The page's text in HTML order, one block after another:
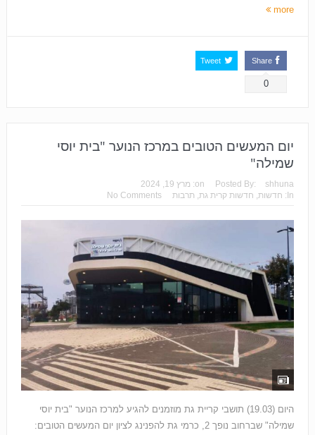
more
Share
0
Tweet
יום המעשים הטובים במרכז הנוער "בית יוסי
שמילה"
Posted By: shhuna
on: מרץ 19, 2024
In:
חדשות, חדשות קרית גת, תרבות No Comments
היום (19.03) תושבי קריית גת מוזמנים להגיע למרכז הנוער "בית יוסי
שמילה" שברחוב נופך 2, כרמי גת להפנינג לציון יום המעשים הטובים: